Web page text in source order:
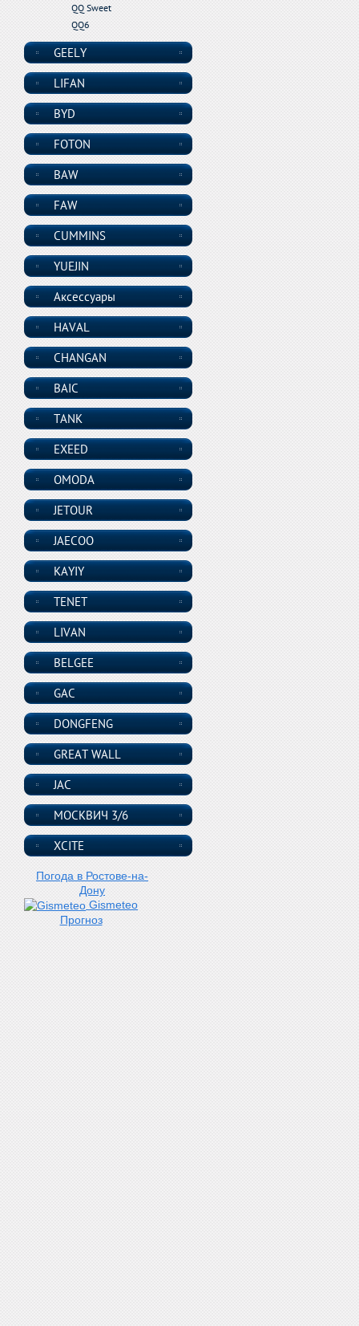
QQ Sweet
QQ6
GEELY
LIFAN
BYD
FOTON
BAW
FAW
CUMMINS
YUEJIN
Аксессуары
HAVAL
CHANGAN
BAIC
TANK
EXEED
OMODA
JETOUR
JAECOO
KAYIY
TENET
LIVAN
BELGEE
GAC
DONGFENG
GREAT WALL
JAC
МОСКВИЧ 3/6
XCITE
Погода в Ростове-на-
Дону
Gismeteo
Прогноз